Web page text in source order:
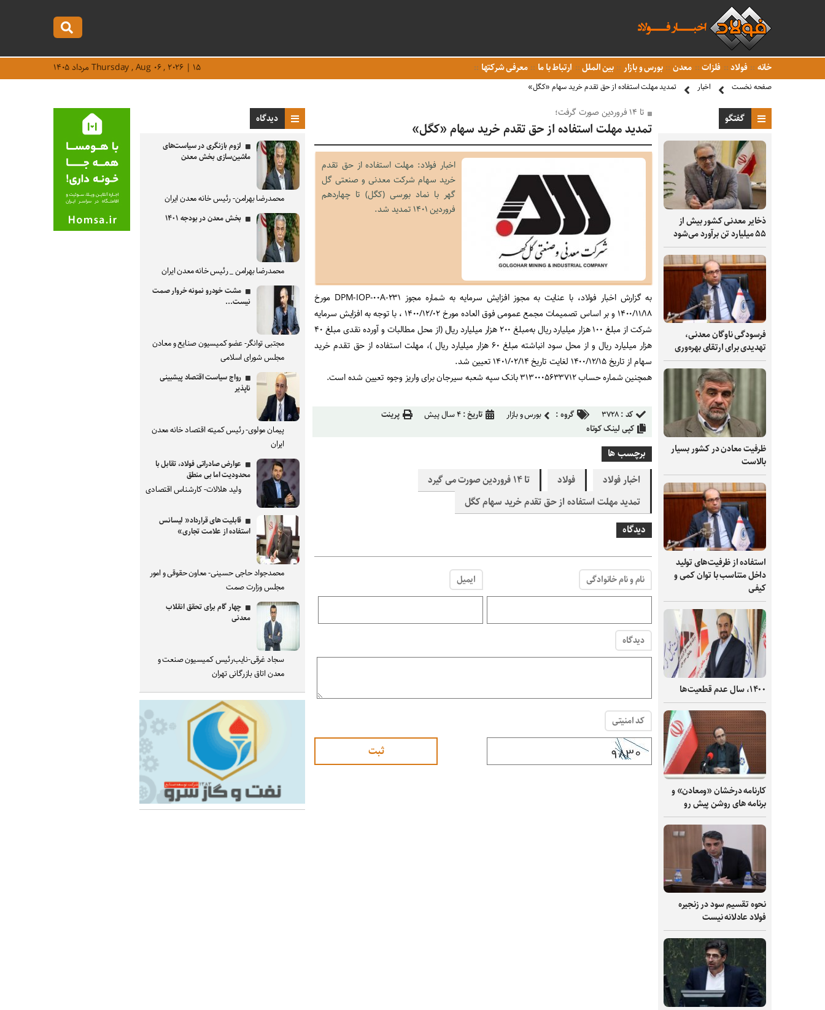
خانه فولاد فلزات معدن بورس و بازار بین الملل ارتباط با ما معرفی شرکتها Thursday , Aug ۰۶ , ۲۰۲۶ | ۱۵ مرداد ۱۴۰۵
صفحه نخست اخبار تمدید مهلت استفاده از حق تقدم خرید سهام «کگل»
گفتگو
ذخایر معدنی کشور بیش از
۵۵ میلیارد تن برآورد می‌شود
فرسودگی ناوگان معدنی،
تهدیدی برای ارتقای بهره‌وری
ظرفیت‌ معادن در کشور بسیار
بالاست
استفاده از ظرفیت‌های تولید
داخل متناسب با توان کمی و
کیفی
۱۴۰۰، سال عدم قطعیت‌ها
کارنامه درخشان «ومعادن» و
برنامه های روشن پیش رو
نحوه تقسیم سود در زنجیره
فولاد عادلانه نیست
تا ۱۴ فروردین صورت گرفت؛
تمدید مهلت استفاده از حق تقدم خرید سهام «کگل»
اخبار فولاد: مهلت استفاده از حق تقدم
خرید سهام شرکت معدنی و صنعتی گل
گهر با نماد بورسی (کگل) تا چهاردهم
فروردین ۱۴۰۱ تمدید شد.
به گزارش اخبار فولاد، با عنایت به مجوز افزایش سرمایه به شماره مجوز
مورخ
۱۴۰۰/۱۱/۱۸ و بر اساس تصمیمات مجمع عمومی فوق العاده مورخ ۱۴۰۰/۱۲/۰۲ ، با توجه به افزایش سرمایه
شرکت از مبلغ ۱۰۰ هزار میلیارد ریال به‌مبلغ ۲۰۰ هزار میلیارد ریال (از محل مطالبات و آورده نقدی مبلغ ۴۰
هزار میلیارد ریال و از محل سود انباشته مبلغ ۶۰ هزار میلیارد ریال )، مهلت استفاده از حق تقدم خرید
سهام از تاریخ ۱۴۰۰/۱۲/۱۵ لغایت تاریخ ۱۴۰۱/۰۲/۱۴ تعیین شد
.
همچنین شماره حساب ۳۱۳۰۰۰۵۶۳۳۷۱۲ بانک سپه شعبه سیرجان برای واریز وجوه تعیین شده است
.
کد :۳۷۲۸ گروه : بورس و بازار تاریخ :۴ سال پیش
پرینت
کپی لینک کوتاه
برچسب ها
اخبار فولاد
فولاد
تا ۱۴ فروردین صورت می گیرد
تمدید مهلت استفاده از حق تقدم خرید سهام کگل
دیدگاه
نام و نام خانوادگی ایمیل
دیدگاه
کد امنیتی
دیدگاه
لزوم بازنگری در سیاست‌های
ماشین‌سازی بخش معدن
محمدرضا بهرامن- رئیس خانه معدن ایران
بخش معدن در بودجه ۱۴۰۱
محمدرضا بهرامن _ رئیس خانه معدن ایران
مشت خودرو نمونه خروار صمت
نیست...
مجتبی توانگر- عضو کمیسیون صنایع و معادن
مجلس شورای اسلامی
رواج سیاست اقتصاد پیشبینی
ناپذیر
پیمان مولوی- رئیس کمیته اقتصاد خانه معدن
ایران
عوارض صادراتی فولاد، تقابل با
محدودیت اما بی منطق
ولید هلالات- کارشناس اقتصادی
قابلیت های قرارداد« لیسانس
استفاده از علامت تجاری»
محمدجواد حاجی حسینی- معاون حقوقی و امور
مجلس وزارت صمت
چهار گام برای تحقق انقلاب
معدنی
سجاد غرقی-نایب‌رئیس کمیسیون صنعت و
معدن اتاق بازرگانی تهران